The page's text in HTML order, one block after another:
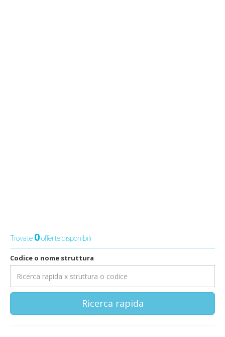
Trovate0offerte disponibili
Codice o nome struttura
Ricerca rapida